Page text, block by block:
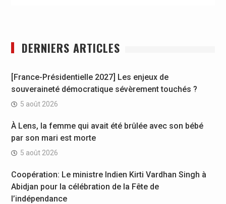
DERNIERS ARTICLES
[France-Présidentielle 2027] Les enjeux de
souveraineté démocratique sévèrement touchés ?
5 août 2026
À Lens, la femme qui avait été brûlée avec son bébé
par son mari est morte
5 août 2026
Coopération: Le ministre Indien Kirti Vardhan Singh à
Abidjan pour la célébration de la Fête de
l’indépendance